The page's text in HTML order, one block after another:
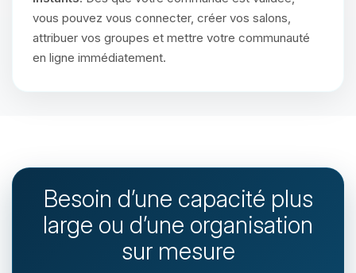
vous pouvez vous connecter, créer vos salons,
attribuer vos groupes et mettre votre communauté
en ligne immédiatement.
Besoin d’une capacité plus
large ou d’une organisation
sur mesure